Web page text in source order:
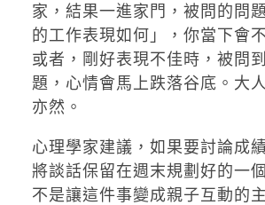
家，結果一進家門，被問的問
的工作表現如何」，你當下會
或者，剛好表現不佳時，被問
題，心情會馬上跌落谷底。大
亦然。
心理學家建議，如果要討論成
將談話保留在週末規劃好的一
不是讓這件事變成親子互動的